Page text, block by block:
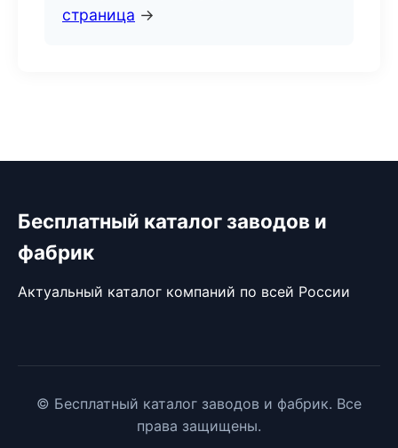
страница →
Бесплатный каталог заводов и
фабрик
Актуальный каталог компаний по всей России
© Бесплатный каталог заводов и фабрик. Все
права защищены.